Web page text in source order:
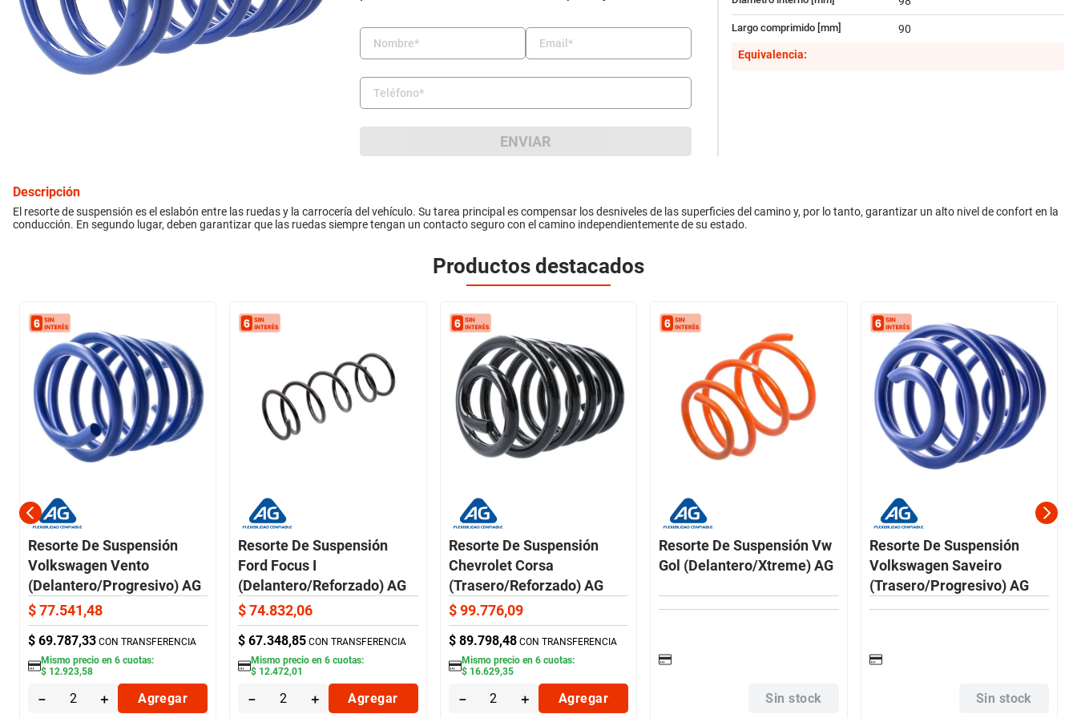
inyección
equipamiento
ENVIAR
Largo comprimido [mm]
90
Equivalencia:
Descripción
El resorte de suspensión es el eslabón entre las ruedas y la carrocería del vehículo. Su tarea principal es compensar los desniveles de las superficies del camino y, por lo tanto, garantizar un alto nivel de confort en la
conducción. En segundo lugar, deben garantizar que las ruedas siempre tengan un contacto seguro con el camino independientemente de su estado.
Productos destacados
Resorte De Suspensión
Volkswagen Vento
(Delantero/Progresivo) AG
$77.541,48
$ 69.787,33 CON TRANSFERENCIA
Mismo precio en 6cuotas:
$ 12.923,58
＋
－ Agregar
Resorte De Suspensión
Ford Focus I
(Delantero/Reforzado) AG
$ 74.832,06
$ 67.348,85 CON TRANSFERENCIA
Mismo precio en6 cuotas:
$ 12.472,01
＋
－ Agregar
Resorte De Suspensión
Chevrolet Corsa
(Trasero/Reforzado) AG
$ 99.776,09
$ 89.798,48 CON TRANSFERENCIA
Mismo precio en 6cuotas:
$ 16.629,35
＋
－ Agregar
Resorte De Suspensión Vw
Gol (Delantero/Xtreme) AG
Sin stock
Resorte De Suspensión
Volkswagen Saveiro
(Trasero/Progresivo) AG
Sin stock
10. bmw